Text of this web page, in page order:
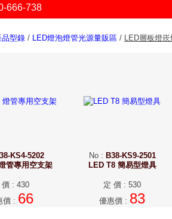
666-738
品型錄 / LED燈泡燈管光源量販區 / LED層板燈崁
KS4-5202
管專用空支架
價 : 430
價 : 66
No: B38-KS9-2501
LED T8 簡易型燈具
定 價 : 530
優惠價 : 83